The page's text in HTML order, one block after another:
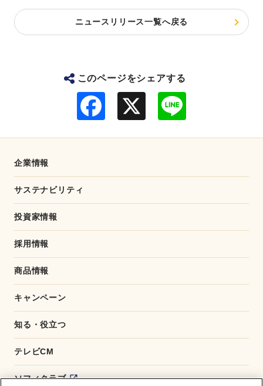
ニュースリリース一覧へ戻る
このページをシェアする
企業情報
サステナビリティ
投資家情報
採用情報
商品情報
キャンペーン
知る・役立つ
テレビCM
ソフィクラブ